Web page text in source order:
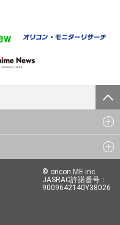
© oricon ME inc.
JASRAC許諾番号：
9009642140Y38026